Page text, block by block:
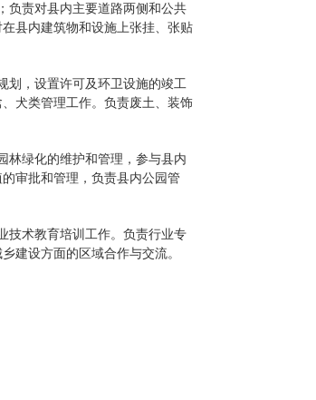
负责对县内主要道路两侧和公共
县内建筑物和设施上张挂、张贴
划，设置许可及环卫设施的竣工
犬类管理工作。负责废土、装饰
林绿化的维护和管理，参与县内
审批和管理，负责县内公园管
技术教育培训工作。负责行业专
建设方面的区域合作与交流。